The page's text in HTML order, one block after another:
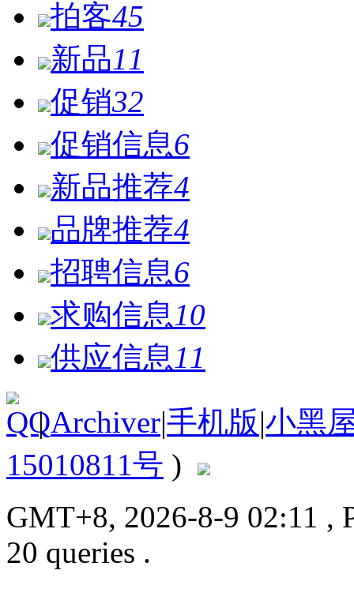
拍客45
新品11
促销32
促销信息6
新品推荐4
品牌推荐4
招聘信息6
求购信息 10
供应信息 11
| Archiver|手机版|小黑
15010811号 )
GMT+8, 2026-8-9 02:11 ,
20 queries .